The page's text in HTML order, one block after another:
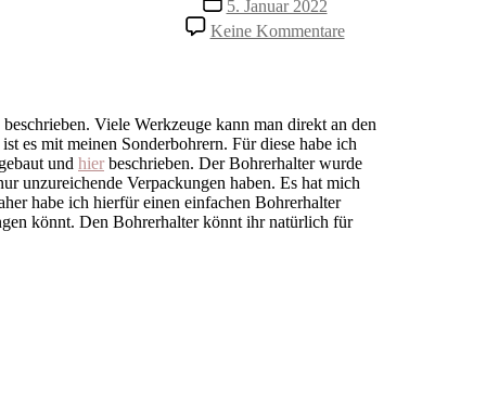
5. Januar 2022
Keine Kommentarezu
Bohrerhalter
Viele Werkzeuge kann man direkt an den
es mit meinen Sonderbohrern. Für diese habe ich
und hier beschrieben. Der Bohrerhalter wurde
unzureichende Verpackungen haben. Es hat mich
habe ich hierfür einen einfachen Bohrerhalter
könnt. Den Bohrerhalter könnt ihr natürlich für